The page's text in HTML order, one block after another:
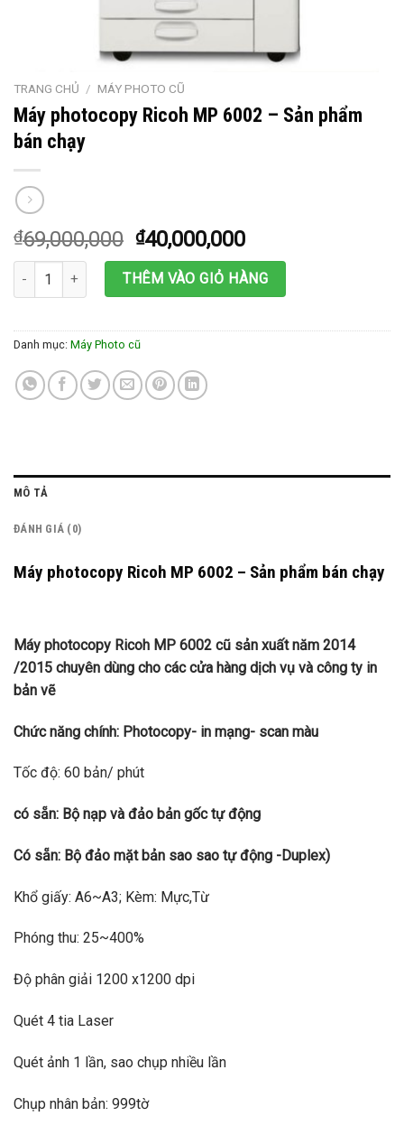
TRANG CHỦ / MÁY PHOTO CŨ
Máy photocopy Ricoh MP 6002 – Sản phẩm
bán chạy
₫69,000,000 ₫40,000,000
Máy photocopy Ricoh MP 6002 - Sản phẩm bán chạy số lượng
THÊM VÀO GIỎ HÀNG
Danh mục: Máy Photo cũ
MÔ TẢ
ĐÁNH GIÁ (0)
Máy photocopy Ricoh MP 6002 – Sản phẩm bán chạy
Máy photocopy Ricoh MP 6002 cũ sản xuất năm 2014
/2015 chuyên dùng cho các cửa hàng dịch vụ và công ty in
bản vẽ
Chức năng chính: Photocopy- in mạng- scan màu
Tốc độ: 60 bản/ phút
có sẵn: Bộ nạp và đảo bản gốc tự động
Có sẵn: Bộ đảo mặt bản sao sao tự động -Duplex)
Khổ giấy: A6~A3; Kèm: Mực,Từ
Phóng thu: 25~400%
Độ phân giải 1200 x1200 dpi
Quét 4 tia Laser
Quét ảnh 1 lần, sao chụp nhiều lần
Chụp nhân bản: 999tờ